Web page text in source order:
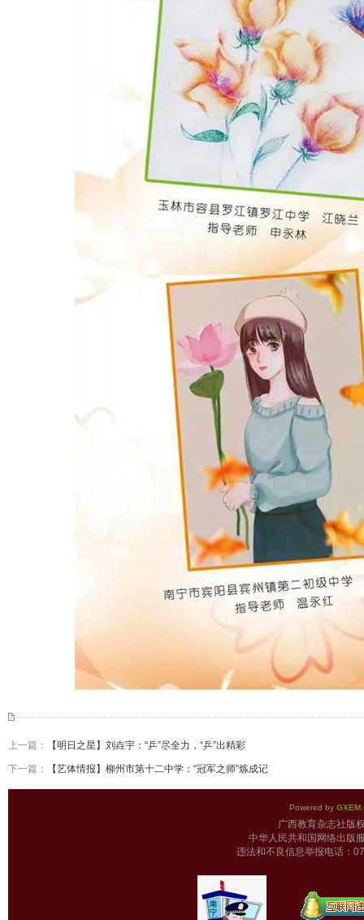
上一篇： 【明日之星】刘垚宇：“乒”尽全力，“乒”出精彩
下一篇： 【艺体情报】柳州市第十二中学：“冠军之师”炼成记
Powered by
广西教育杂志
中华人民共和国网络出版
违法和不良信息举报电话：